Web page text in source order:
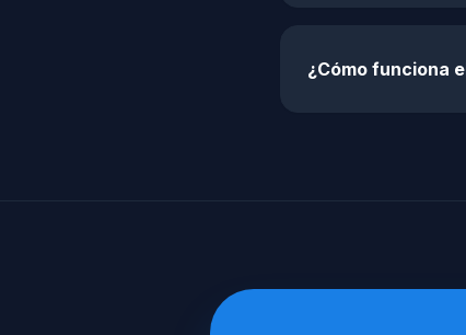
¿Cómo funciona